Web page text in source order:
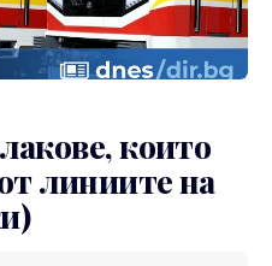
които
линиите на